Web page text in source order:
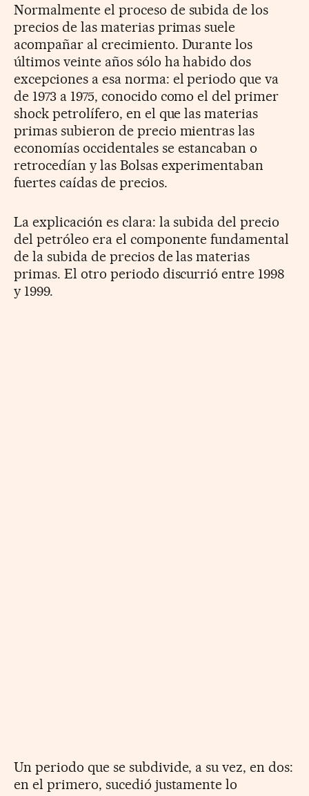
Normalmente el proceso de subida de los
precios de las materias primas suele
acompañar al crecimiento. Durante los
últimos veinte años sólo ha habido dos
excepciones a esa norma: el periodo que va
de 1973 a 1975, conocido como el del primer
shock petrolífero, en el que las materias
primas subieron de precio mientras las
economías occidentales se estancaban o
retrocedían y las Bolsas experimentaban
fuertes caídas de precios.
La explicación es clara: la subida del precio
del petróleo era el componente fundamental
de la subida de precios de las materias
primas. El otro periodo discurrió entre 1998
y 1999.
Un periodo que se subdivide, a su vez, en dos:
en el primero, sucedió justamente lo